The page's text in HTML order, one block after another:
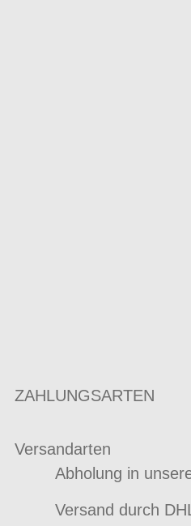
ZAHLUNGSARTEN
Versandarten
Abholung in
Versand durch